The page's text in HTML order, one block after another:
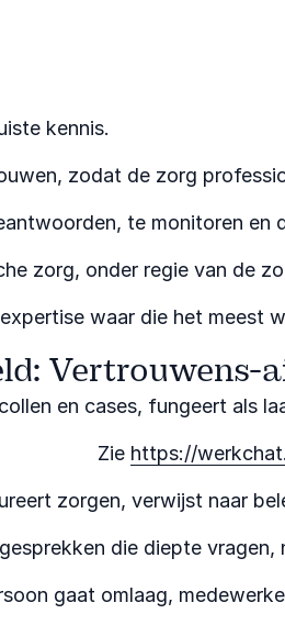
kennis.
zodat de zorg
te monitoren
zorg, onder regie van de
waar die het meest
Vertrouwens-
en cases, fungeert als
Zie https://
zorgen, verwijst naar
die diepte
gaat omlaag,